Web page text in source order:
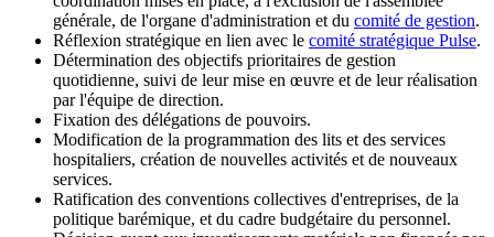
générale, de l'organe d'administration et du comité de gestion.
Réflexion stratégique en lien avec le comité stratégique Pulse.
Détermination des objectifs prioritaires de gestion
quotidienne, suivi de leur mise en œuvre et de leur réalisation
par l'équipe de direction.
Fixation des délégations de pouvoirs.
Modification de la programmation des lits et des services
hospitaliers, création de nouvelles activités et de nouveaux
services.
Ratification des conventions collectives d'entreprises, de la
politique barémique, et du cadre budgétaire du personnel.